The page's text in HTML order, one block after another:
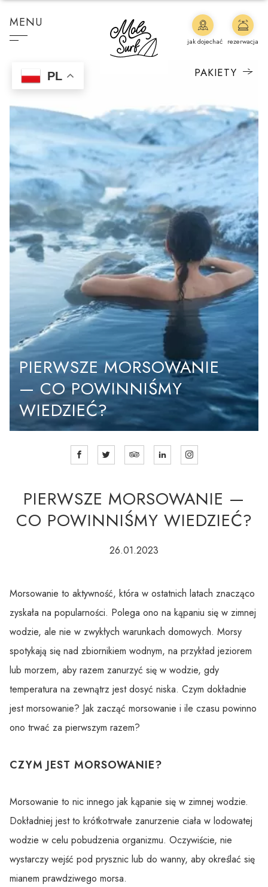
MENU
PL PAKIETY
jak dojechać rezerwacja
PIERWSZE MORSOWANIE
— CO POWINNIŚMY
WIEDZIEĆ?
PIERWSZE MORSOWANIE —
CO POWINNIŚMY WIEDZIEĆ?
26.01.2023
Morsowanie to aktywność, która w ostatnich latach znacząco
zyskała na popularności. Polega ono na kąpaniu się w zimnej
wodzie, ale nie w zwykłych warunkach domowych. Morsy
spotykają się nad zbiornikiem wodnym, na przykład jeziorem
lub morzem, aby razem zanurzyć się w wodzie, gdy
temperatura na zewnątrz jest dosyć niska. Czym dokładnie
jest morsowanie? Jak zacząć morsowanie i ile czasu powinno
ono trwać za pierwszym razem?
CZYM JEST MORSOWANIE?
Morsowanie to nic innego jak kąpanie się w zimnej wodzie.
Dokładniej jest to krótkotrwałe zanurzenie ciała w lodowatej
wodzie w celu pobudzenia organizmu. Oczywiście, nie
wystarczy wejść pod prysznic lub do wanny, aby określać się
mianem prawdziwego morsa.